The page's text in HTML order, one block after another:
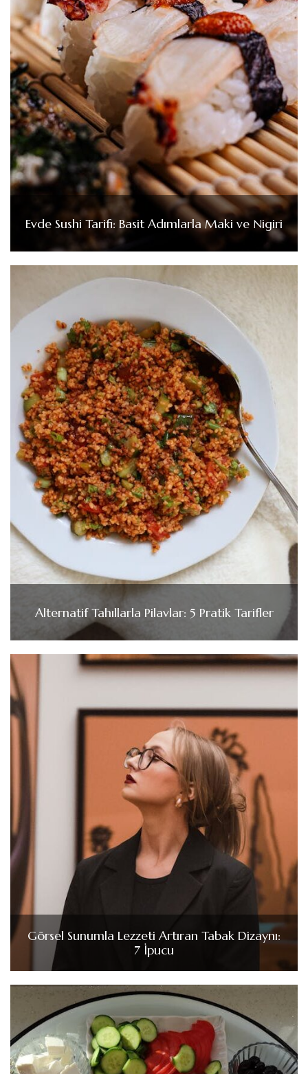
Evde Sushi Tarifi: Basit Adımlarla Maki ve Nigiri
Alternatif Tahıllarla Pilavlar: 5 Pratik Tarifler
Görsel Sunumla Lezzeti Artıran Tabak Dizaynı:
7 İpucu